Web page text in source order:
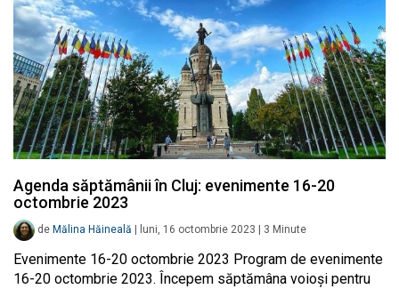
Agenda săptămânii în Cluj: evenimente 16-20
octombrie 2023
de Mălina Hăineală luni, 16 octombrie 2023 3 Minute
Evenimente 16-20 octombrie 2023 Program de evenimente
16-20 octombrie 2023. Începem săptămâna voioși pentru